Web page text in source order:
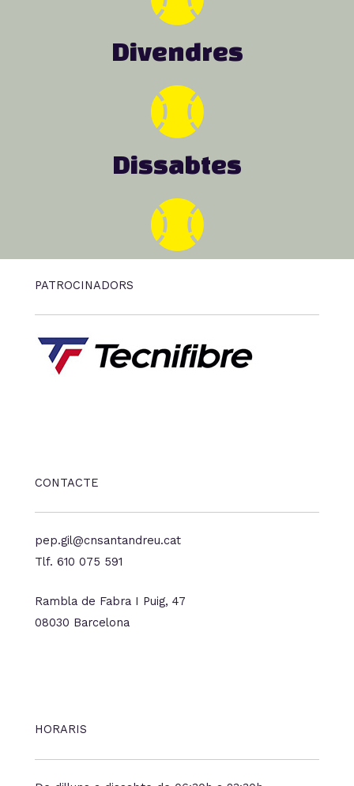
Divendres
Dissabtes
PATROCINADORS
CONTACTE
pep.gil@cnsantandreu.cat
Tlf. 610 075 591
Rambla de Fabra I Puig, 47
08030 Barcelona
HORARIS